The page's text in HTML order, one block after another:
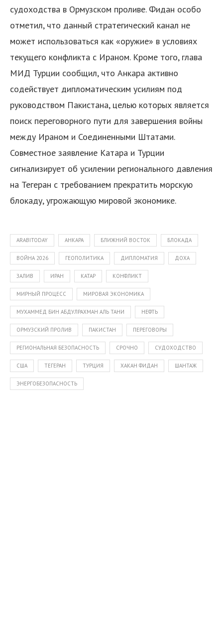
судоходства в Ормузском проливе. Фидан особо
отметил, что данный стратегический канал не
может использоваться как «оружие» в условиях
текущего конфликта с Ираном. Кроме того, глава
МИД Турции сообщил, что Анкара активно
содействует дипломатическим усилиям под
руководством Пакистана, целью которых является
поиск переговорного пути для завершения войны
между Ираном и Соединенными Штатами.
Совместное заявление Катара и Турции
сигнализирует об усилении регионального давления
на Тегеран с требованием прекратить морскую
блокаду, угрожающую мировой экономике.
ARABITODAY АНКАРА БЛИЖНИЙ ВОСТОК БЛОКАДА
ВОЙНА 2026 ГЕОПОЛИТИКА ДИПЛОМАТИЯ ДОХА
ЗАЛИВ ИРАН КАТАР КОНФЛИКТ
МИРНЫЙ ПРОЦЕСС МИРОВАЯ ЭКОНОМИКА
МУХАММЕД БИН АБДУЛРАХМАН АЛЬ ТАНИ НЕФТЬ
ОРМУЗСКИЙ ПРОЛИВ ПАКИСТАН ПЕРЕГОВОРЫ
РЕГИОНАЛЬНАЯ БЕЗОПАСНОСТЬ СРОЧНО СУДОХОДСТВО
США ТЕГЕРАН ТУРЦИЯ ХАКАН ФИДАН ШАНТАЖ
ЭНЕРГОБЕЗОПАСНОСТЬ